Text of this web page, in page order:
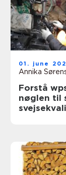
01. june
Annika
Forstå
nøglen til